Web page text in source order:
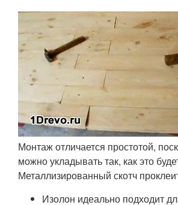
Монтаж отличается простотой,
можно укладывать так, как это
Металлизированный скотч
Изолон идеально подходит